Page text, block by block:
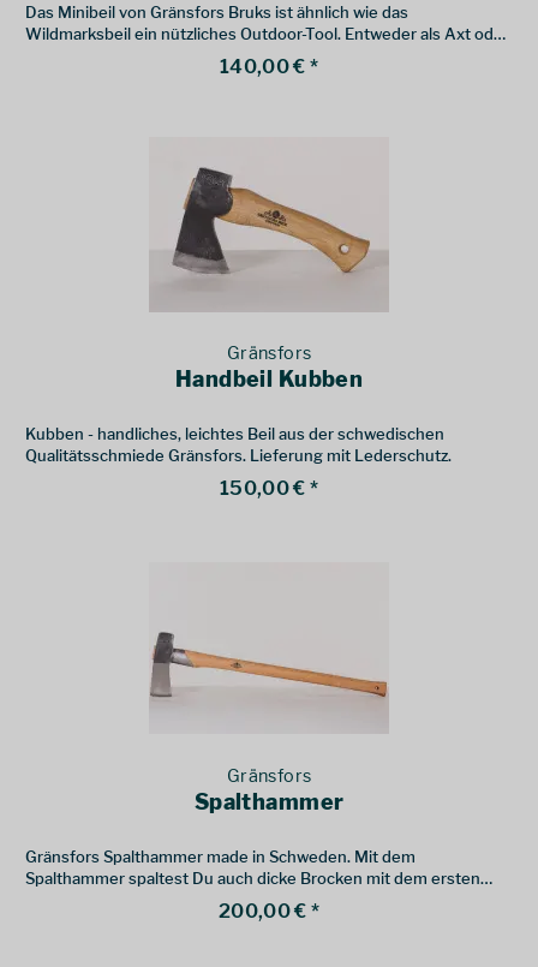
Das Minibeil von Gränsfors Bruks ist ähnlich wie das
Wildmarksbeil ein nützliches Outdoor-Tool. Entweder als Axt oder
140,00 € *
Gränsfors
Handbeil Kubben
Kubben - handliches, leichtes Beil aus der schwedischen
Qualitätsschmiede Gränsfors. Lieferung mit Lederschutz.
150,00 € *
Gränsfors
Spalthammer
Gränsfors Spalthammer made in Schweden. Mit dem
Spalthammer spaltest Du auch dicke Brocken mit dem ersten
200,00 € *